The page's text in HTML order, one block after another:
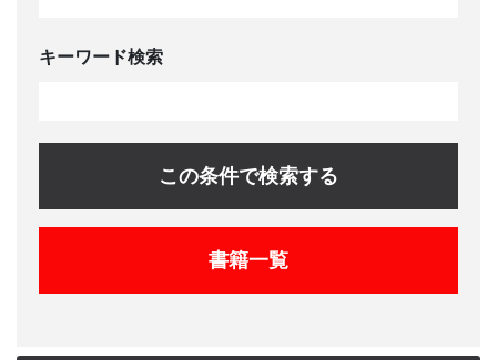
キーワード検索
この条件で検索する
書籍一覧